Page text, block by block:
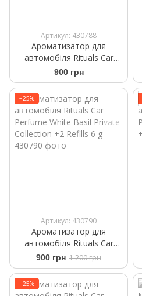
Артикул: 430788
Ароматизатор для
автомобіля Rituals Car
Perfume The Ritual of Sport
+2 Refills 6ml
900 грн
−25%
Артикул: 430790
Ароматизатор для
автомобіля Rituals ​Car
Perfume ​White Basil Private
Collection +2 Refills 6 g
900 грн 1 200 грн
−25%